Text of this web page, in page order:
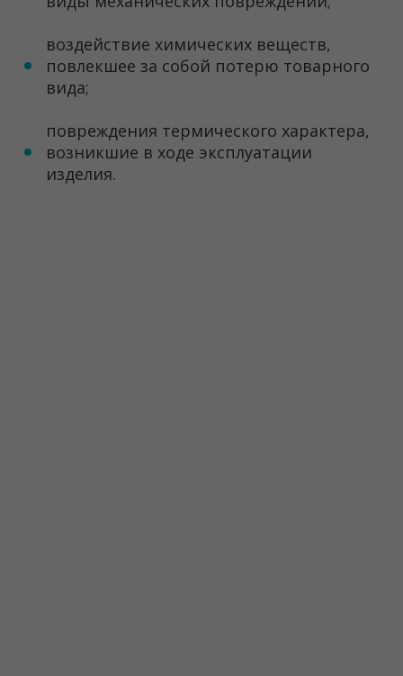
воздействие химических веществ,
повлекшее за собой потерю товарного
вида;
повреждения термического характера,
возникшие в ходе эксплуатации
изделия.